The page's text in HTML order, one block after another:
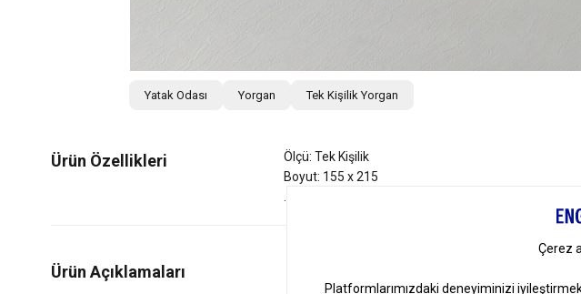
Yatak Odası Yorgan Tek Kişilik Yorgan
Ürün Özellikleri
Ölçü: Tek Kişilik
Boyut: 155 x 215
Ürün Açıklamaları